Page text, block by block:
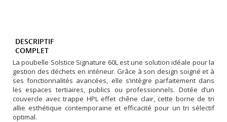
DESCRIPTIF
COMPLET
La poubelle Solstice Signature 60L est une solution idéale pour la
gestion des déchets en intérieur. Grâce à son design soigné et à
ses fonctionnalités avancées, elle s’intègre parfaitement dans
les espaces tertiaires, publics ou professionnels. Dotée d’un
couvercle avec trappe HPL effet chêne clair, cette borne de tri
allie esthétique contemporaine et efficacité pour un tri sélectif
optimal.